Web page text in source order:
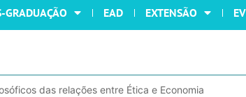
GRADUAÇÃO EAD EXTENSÃO
das relações entre Ética e Economia